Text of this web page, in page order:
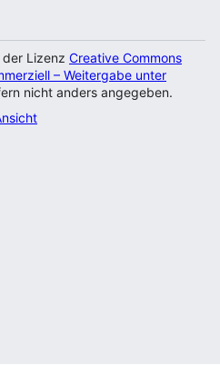
Lizenz Creative Commons
– Weitergabe unter
nicht anders angegeben.